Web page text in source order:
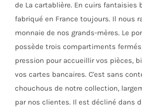
page
produit
de La cartablière. En cuirs fantaisies
fabriqué en France toujours. Il nous
monnaie de nos grands-mères. Le
possède trois compartiments
pression pour accueillir vos pièces,
vos cartes bancaires. C'est sans
chouchous de notre collection,
par nos clientes. Il est décliné dans